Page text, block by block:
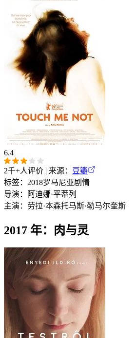
6.4
2千+人评价 | 来源：
豆瓣
标签： 2018罗马尼亚剧情
导演：
阿迪娜·平蒂列
主演： 劳拉·本森托马斯·勒马尔奎斯
2017 年：肉与灵